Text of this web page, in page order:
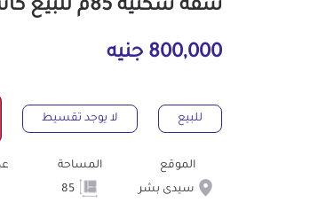
شقة سكنية 85م للبيع كاش بسيدى بشر الإسكندرية
800,000 جنيه
للبيع لا يوجد تقسيط
الموقع
سيدى بشر
المساحة
85